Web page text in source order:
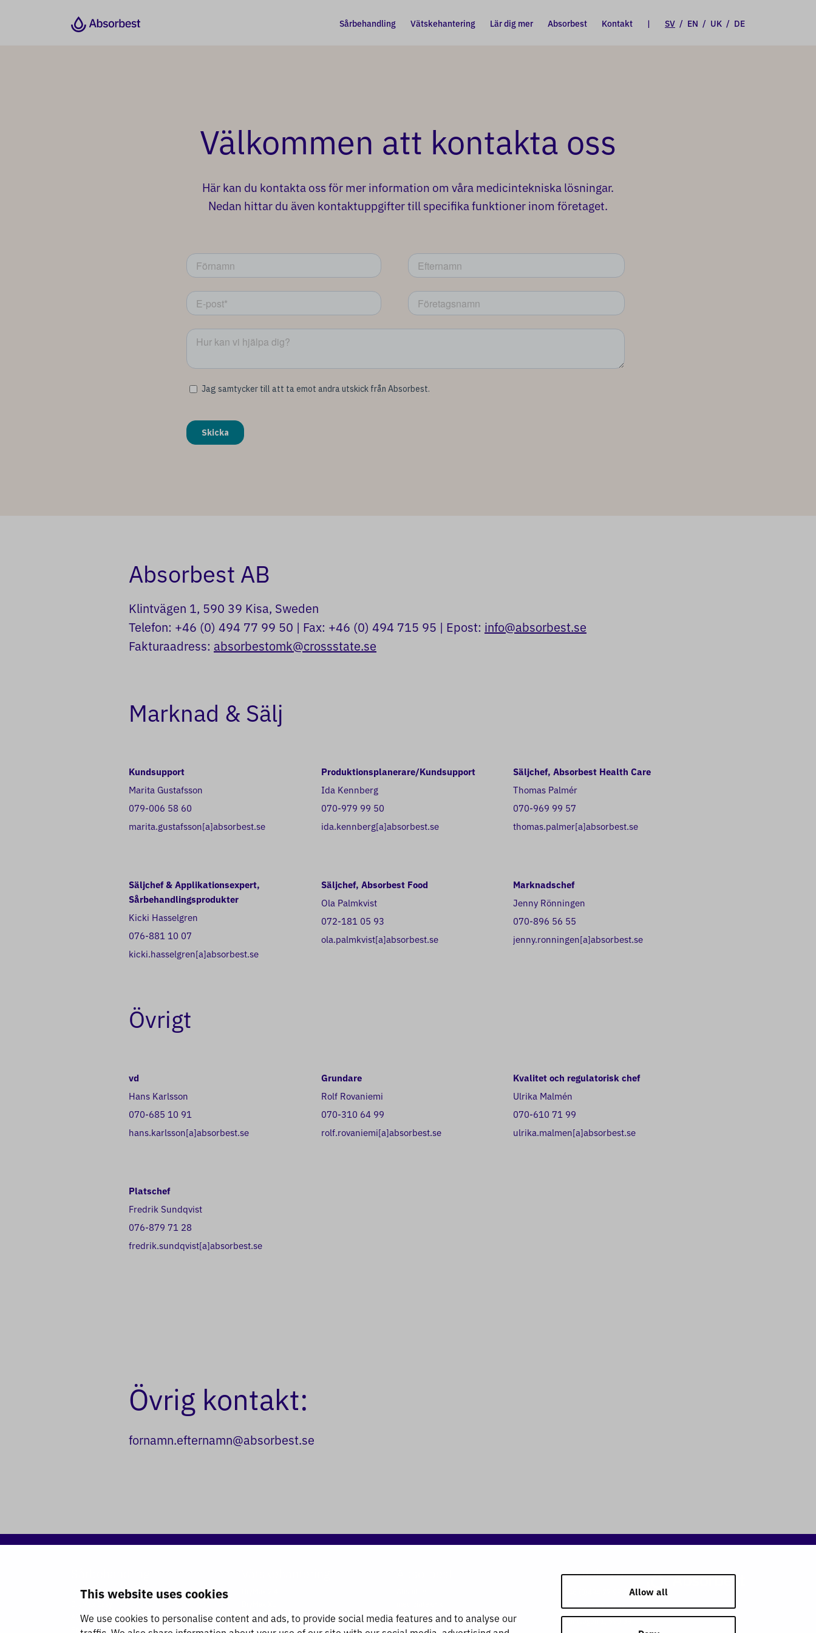
This website uses cookies
We use cookies to personalise content and ads, to provide social media features and to analyse our
Allow all
Sårbehandling Vätskehantering Lär dig mer Absorbest Kontakt | SV / EN / UK / DE
Välkommen att kontakta oss
Här kan du kontakta oss för mer information om våra medicintekniska lösningar.
Nedan hittar du även kontaktuppgifter till specifika funktioner inom företaget.
Absorbest AB
Klintvägen 1, 590 39 Kisa, Sweden
Telefon: +46 (0) 494 77 99 50 | Fax: +46 (0) 494 715 95 | Epost: info@absorbest.se
Fakturaadress: absorbestomk@crossstate.se
Marknad & Sälj
Kundsupport
Marita Gustafsson
079-006 58 60
marita.gustafsson[a]absorbest.se
Produktionsplanerare/Kundsupport
Ida Kennberg
070-979 99 50
ida.kennberg[a]absorbest.se
Säljchef, Absorbest Health Care
Thomas Palmér
070-969 99 57
thomas.palmer[a]absorbest.se
Säljchef & Applikationsexpert,
Sårbehandlingsprodukter
Kicki Hasselgren
076-881 10 07
kicki.hasselgren[a]absorbest.se
Säljchef, Absorbest Food
Ola Palmkvist
072-181 05 93
ola.palmkvist[a]absorbest.se
Marknadschef
Jenny Rönningen
070-896 56 55
jenny.ronningen[a]absorbest.se
Övrigt
vd
Hans Karlsson
070-685 10 91
hans.karlsson[a]absorbest.se
Grundare
Rolf Rovaniemi
070-310 64 99
rolf.rovaniemi[a]absorbest.se
Kvalitet och regulatorisk chef
Ulrika Malmén
070-610 71 99
ulrika.malmen[a]absorbest.se
Platschef
Fredrik Sundqvist
076-879 71 28
fredrik.sundqvist[a]absorbest.se
Övrig kontakt:
fornamn.efternamn@absorbest.se
DryMax Soft
Absorbest Super
Foam
DryMax
Combimat
Absorbest Partners
Privacy Policy
Kontakta oss
+46 (0)494 77 99 50
info@absorbest.se
Klintvägen 1, 590 39